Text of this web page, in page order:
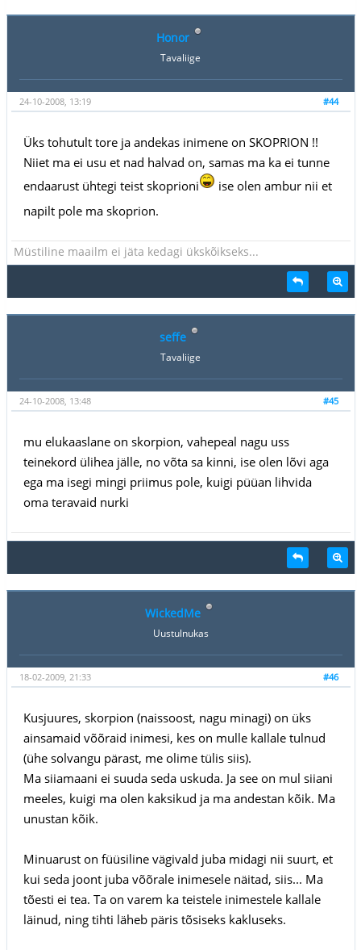
Honor
Tavaliige
#44
24-10-2008, 13:19
Üks tohutult tore ja andekas inimene on SKOPRION !!
Niiet ma ei usu et nad halvad on, samas ma ka ei tunne
endaarust ühtegi teist skoprioni
ise olen ambur nii et
napilt pole ma skoprion.
Müstiline maailm ei jäta kedagi ükskõikseks...
seffe
Tavaliige
#45
24-10-2008, 13:48
mu elukaaslane on skorpion, vahepeal nagu uss
teinekord ülihea jälle, no võta sa kinni, ise olen lõvi aga
ega ma isegi mingi priimus pole, kuigi püüan lihvida
oma teravaid nurki
WickedMe
Uustulnukas
#46
18-02-2009, 21:33
Kusjuures, skorpion (naissoost, nagu minagi) on üks
ainsamaid võõraid inimesi, kes on mulle kallale tulnud
(ühe solvangu pärast, me olime tülis siis).
Ma siiamaani ei suuda seda uskuda. Ja see on mul siiani
meeles, kuigi ma olen kaksikud ja ma andestan kõik. Ma
unustan kõik.
Minuarust on füüsiline vägivald juba midagi nii suurt, et
kui seda joont juba võõrale inimesele näitad, siis... Ma
tõesti ei tea. Ta on varem ka teistele inimestele kallale
läinud, ning tihti läheb päris tõsiseks kakluseks.